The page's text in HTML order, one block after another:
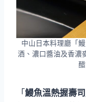
中山日本料理廳「
酒、濃口醬油及香濃
「 鰻魚溫熱握壽司